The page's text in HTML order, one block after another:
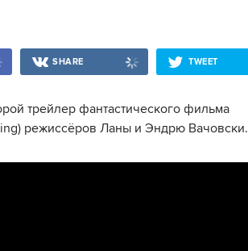
SHARE TWEET
трейлер фантастического фильма
режиссёров Ланы и Эндрю Вачовски.